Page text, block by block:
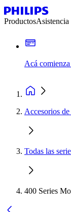
ProductosAsistencia
Acá
Accesorios
Todas las
400 Series